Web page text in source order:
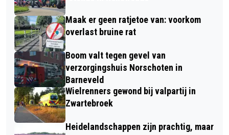
Maak er geen ratjetoe van: voorkom
overlast bruine rat
Boom valt tegen gevel van
verzorgingshuis Norschoten in
Barneveld
Wielrenners gewond bij valpartij in
Zwartebroek
Heidelandschappen zijn prachtig, maar